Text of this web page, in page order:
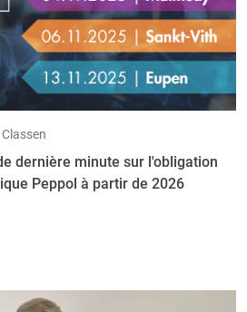
dernière minute sur l'obligation
Peppol à partir de 2026